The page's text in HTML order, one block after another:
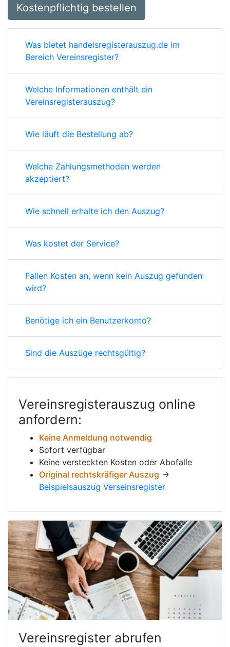
Kostenpflichtig bestellen
Was bietet handelsregisterauszug.de im
Bereich Vereinsregister?
Welche Informationen enthält ein
Vereinsregisterauszug?
Wie läuft die Bestellung ab?
Welche Zahlungsmethoden werden
akzeptiert?
Wie schnell erhalte ich den Auszug?
Was kostet der Service?
Fallen Kosten an, wenn kein Auszug gefunden
wird?
Benötige ich ein Benutzerkonto?
Sind die Auszüge rechtsgültig?
Vereinsregisterauszug online
anfordern:
Keine Anmeldung notwendig
Sofort verfügbar
Keine versteckten Kosten oder Abofalle
Original rechtskräfiger Auszug →
Beispielsauszug Verseinsregister
Vereinsregister abrufen